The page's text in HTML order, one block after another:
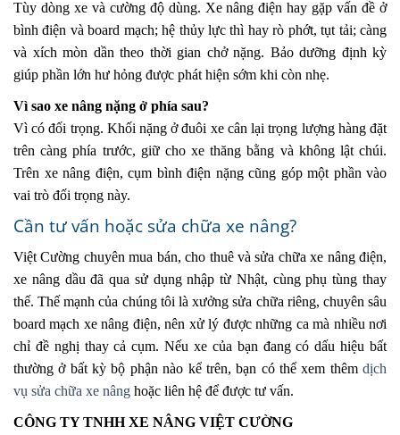
Tùy dòng xe và cường độ dùng. Xe nâng điện hay gặp vấn đề ở
bình điện và board mạch; hệ thủy lực thì hay rò phớt, tụt tải; càng
và xích mòn dần theo thời gian chở nặng. Bảo dưỡng định kỳ
giúp phần lớn hư hỏng được phát hiện sớm khi còn nhẹ.
Vì sao xe nâng nặng ở phía sau?
Vì có đối trọng. Khối nặng ở đuôi xe cân lại trọng lượng hàng đặt
trên càng phía trước, giữ cho xe thăng bằng và không lật chúi.
Trên xe nâng điện, cụm bình điện nặng cũng góp một phần vào
vai trò đối trọng này.
Cần tư vấn hoặc sửa chữa xe nâng?
Việt Cường chuyên mua bán, cho thuê và sửa chữa xe nâng điện,
xe nâng dầu đã qua sử dụng nhập từ Nhật, cùng phụ tùng thay
thế. Thế mạnh của chúng tôi là xưởng sửa chữa riêng, chuyên sâu
board mạch xe nâng điện, nên xử lý được những ca mà nhiều nơi
chỉ đề nghị thay cả cụm. Nếu xe của bạn đang có dấu hiệu bất
thường ở bất kỳ bộ phận nào kể trên, bạn có thể xem thêm dịch
vụ sửa chữa xe nâng hoặc liên hệ để được tư vấn.
CÔNG TY TNHH XE NÂNG VIỆT CƯỜNG